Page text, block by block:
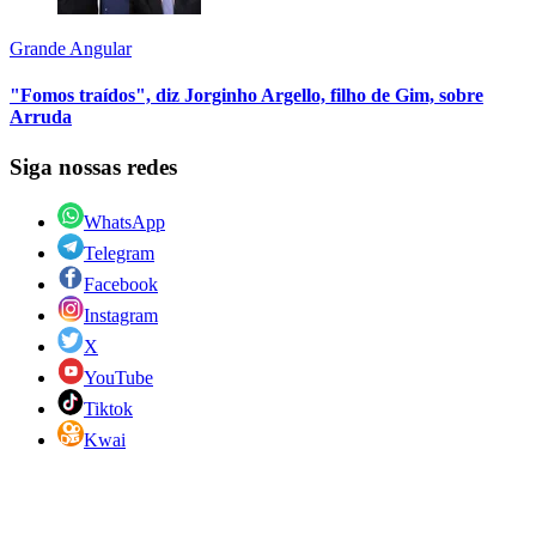
Grande Angular
"Fomos traídos", diz Jorginho Argello, filho de Gim, sobre
Arruda
Siga nossas redes
WhatsApp
Telegram
Facebook
Instagram
X
YouTube
Tiktok
Kwai